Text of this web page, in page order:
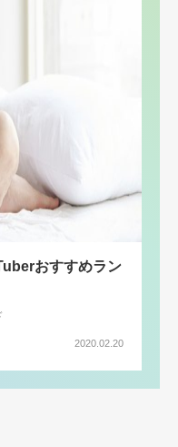
おすすめラン
2020.02.20